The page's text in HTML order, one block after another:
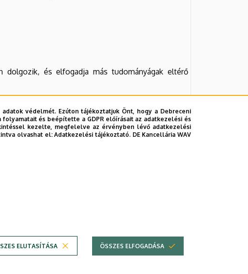
és elfogadja más tudományágak eltérő
védelmét. Ezúton tájékoztatjuk Önt, hogy a Debreceni
és beépítette a GDPR előírásait az adatkezelési és
kezelte, megfelelve az érvényben lévő adatkezelési
olvashat el:Adatkezelési tájékoztató. DE Kancellária WAV
ELUTASÍTÁSA ÖSSZES ELFOGADÁSA